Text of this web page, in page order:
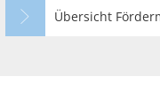
Übersicht